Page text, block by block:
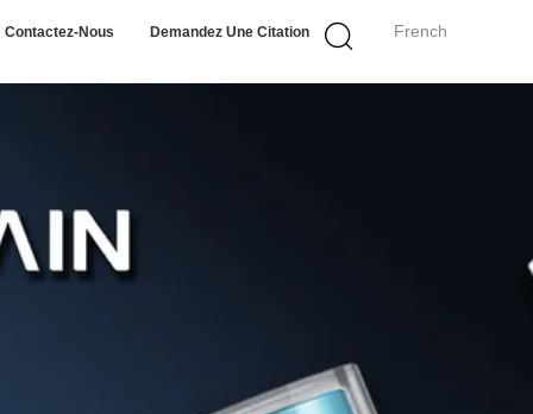
French
Contactez-Nous Demandez Une Citation